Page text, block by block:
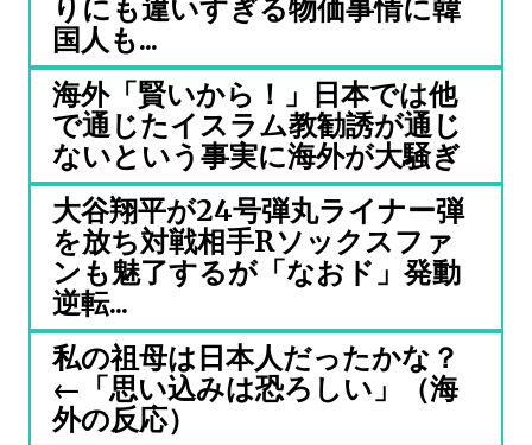
りにも違いすぎる物価事情に韓
国人も...
海外「賢いから！」日本では他
で通じたイスラム教勧誘が通じ
ないという事実に海外が大騒ぎ
大谷翔平が24号弾丸ライナー弾
を放ち対戦相手Rソックスファ
ンも魅了するが「なおド」発動
逆転...
私の祖母は日本人だったかな？
←「思い込みは恐ろしい」（海
外の反応）